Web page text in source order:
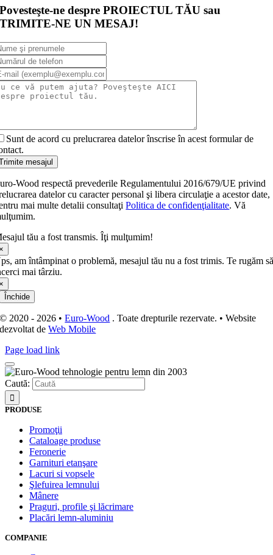
Povesteşte-ne despre PROIECTUL TĂU sau
TRIMITE-NE UN MESAJ!
Sunt de acord cu prelucrarea datelor înscrise în acest formular de
mesajul
Wood respectă prevederile Regulamentului 2016/679/UE privind
datelor cu caracter personal şi libera circulaţie a acestor date,
mai multe detalii consultaţiPolitica de confidenţialitate. Vă
tău a fost transmis. Îţi mulţumim!
am întâmpinat o problemă, mesajul tău nu a fost trimis. Te rugăm
mai târziu.
Închide
© 2020 - 2026 •Euro-Wood . Toate drepturile rezervate. • Website
dezvoltat deWeb Mobile
Page load link
Caută:
PRODUSE
Promoţii
Cataloage produse
Feronerie
Garnituri etanşare
Lacuri si vopsele
Şlefuirea lemnului
Mânere
Praguri, profile şi lăcrimare
Placări lemn-aluminiu
COMPANIE